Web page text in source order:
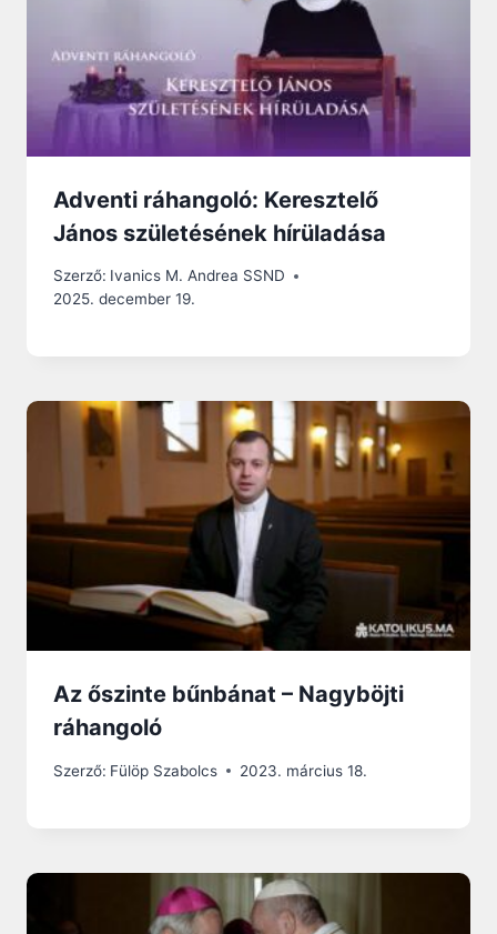
Adventi ráhangoló: Keresztelő
János születésének hírüladása
Szerző: Ivanics M. Andrea SSND
2025. december 19.
Az őszinte bűnbánat – Nagyböjti
ráhangoló
Szerző: Fülöp Szabolcs 2023. március 18.